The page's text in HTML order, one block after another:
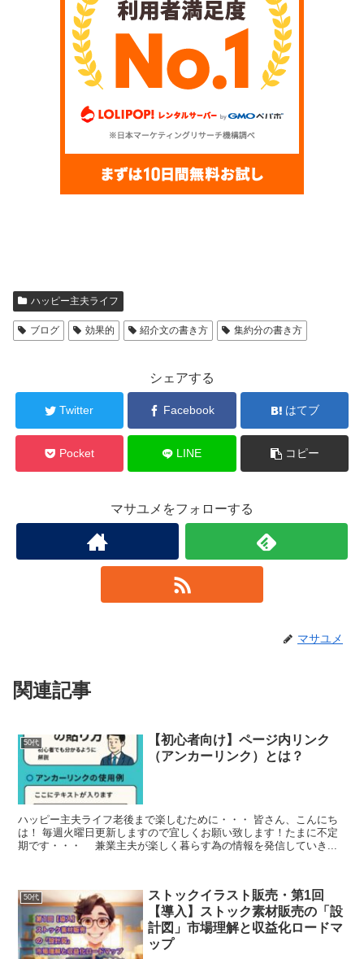
ハッピー主夫ライフ
ブログ 効果的 紹介文の書き方 集約分の書き方
シェアする
Twitter Facebook はてブ
Pocket LINE コピー
マサユメをフォローする
マサユメ
関連記事
50代
【初心者向け】ページ内リンク
（アンカーリンク）とは？
ハッピー主夫ライフ老後まで楽しむために・・・ 皆さん、こんにち
は！ 毎週火曜日更新しますので宜しくお願い致します！たまに不定
期です・・・ 兼業主夫が楽しく暮らす為の情報を発信していき...
50代
ストックイラスト販売・第1回
【導入】ストック素材販売の「設
計図」市場理解と収益化ロードマ
ップ